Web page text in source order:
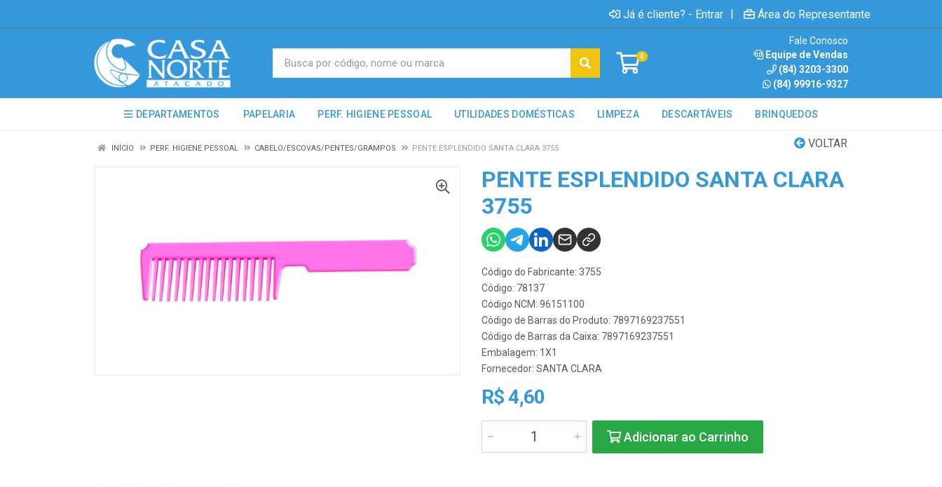
Já é cliente? - Entrar | Área do Representante
0
Fale Conosco
Equipe de Vendas
(84) 3203-3300
(84) 99916-9327
DEPARTAMENTOS PAPELARIA PERF. HIGIENE PESSOAL UTILIDADES DOMÉSTICAS LIMPEZA DESCARTÁVEIS BRINQUEDOS
VOLTAR
INÍCIO PERF. HIGIENE PESSOAL CABELO/ESCOVAS/PENTES/GRAMPOS PENTE ESPLENDIDO SANTA CLARA 3755
PENTE ESPLENDIDO SANTA CLARA
3755
Código do Fabricante: 3755
Código: 78137
Código NCM: 96151100
Código de Barras do Produto: 7897169237551
Código de Barras da Caixa: 7897169237551
Embalagem: 1X1
Fornecedor: SANTA CLARA
R$ 4,60
Adicionar ao Carrinho